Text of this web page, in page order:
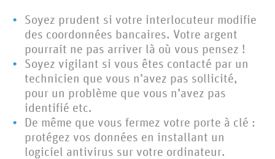
Soyez prudent si votre interlocuteur modifie
des coordonnées bancaires. Votre argent
pourrait ne pas arriver là où vous pensez !
Soyez vigilant si vous êtes contacté par un
technicien que vous n’avez pas sollicité,
pour un problème que vous n’avez pas
identifié etc.
De même que vous fermez votre porte à clé :
protégez vos données en installant un
logiciel antivirus sur votre ordinateur.